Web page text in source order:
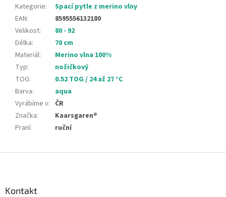
Kategorie:
Spací pytle z merino vlny
EAN:
8595556132180
Velikost:
80 - 92
Délka:
70 cm
Materiál:
Merino vlna 100%
Typ:
nožičkový
TOG:
0.52 TOG / 24 až 27 °C
Barva:
aqua
Vyrábíme v: ČR
Značka:
Kaarsgaren®
Praní: ruční
Kontakt